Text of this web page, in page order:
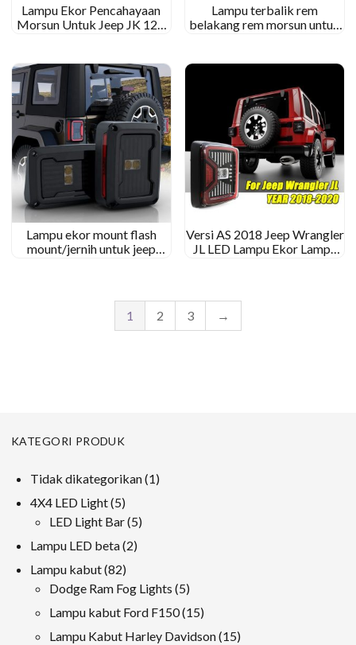
Lampu Ekor Pencahayaan
Morsun Untuk Jeep JK 12V
Lampu terbalik rem
belakang rem morsun untuk
Lampu ekor mount flash
mount/jernih untuk jeep
Versi AS 2018 Jeep Wrangler
JL LED Lampu Ekor Lampu
1 2 3 →
KATEGORI PRODUK
Tidak dikategorikan 11
4X4 LED Light 55
produk
LED Light Bar 55
Lampu LED beta 22
Lampu kabut 8282
produk
Dodge Ram Fog Lights 55
produk
Lampu kabut Ford F150 1515
produk
Lampu Kabut Harley Davidson 1515